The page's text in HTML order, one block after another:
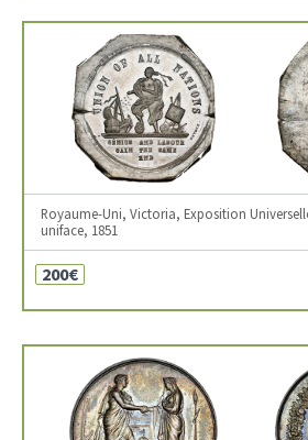
Royaume-Uni, Victoria, Exposition
uniface, 1851
200€